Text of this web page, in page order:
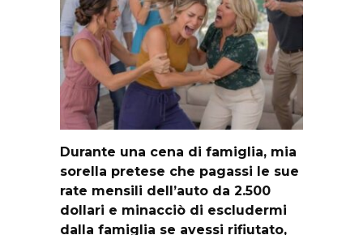
Durante una cena di famiglia, mia
sorella pretese che pagassi le sue
rate mensili dell’auto da 2.500
dollari e minacciò di escludermi
dalla famiglia se avessi rifiutato,